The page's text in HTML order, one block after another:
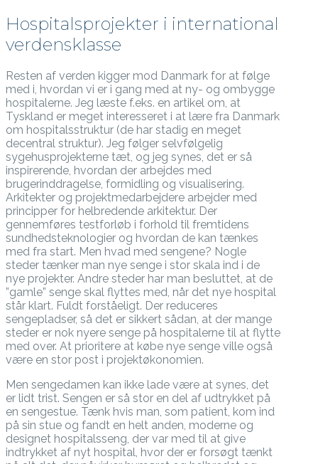
Hospitalsprojekter i international
verdensklasse
Resten af verden kigger mod Danmark for at følge
med i, hvordan vi er i gang med at ny- og ombygge
hospitalerne. Jeg læste f.eks. en artikel om, at
Tyskland er meget interesseret i at lære fra Danmark
om hospitalsstruktur (de har stadig en meget
decentral struktur). Jeg følger selvfølgelig
sygehusprojekterne tæt, og jeg synes, det er så
inspirerende, hvordan der arbejdes med
brugerinddragelse, formidling og visualisering.
Arkitekter og projektmedarbejdere arbejder med
principper for helbredende arkitektur. Der
gennemføres testforløb i forhold til fremtidens
sundhedsteknologier og hvordan de kan tænkes
med fra start. Men hvad med sengene? Nogle
steder tænker man nye senge i stor skala ind i de
nye projekter. Andre steder har man besluttet, at de
”gamle” senge skal flyttes med, når det nye hospital
står klart. Fuldt forståeligt. Der reduceres
sengepladser, så det er sikkert sådan, at der mange
steder er nok nyere senge på hospitalerne til at flytte
med over. At prioritere at købe nye senge ville også
være en stor post i projektøkonomien.
Men sengedamen kan ikke lade være at synes, det
er lidt trist. Sengen er så stor en del af udtrykket på
en sengestue. Tænk hvis man, som patient, kom ind
på sin stue og fandt en helt anden, moderne og
designet hospitalsseng, der var med til at give
indtrykket af nyt hospital, hvor der er forsøgt tænkt